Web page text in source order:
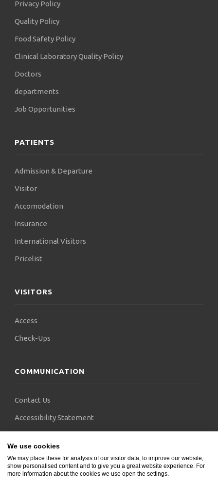
που αντιμετωπίζει ο παιδιατρικός πληθυσμός.
Αποτελεί μέλος της Ευρωπαϊκής Εταιρείας
μετά από Πανευρωπαικές εξετάσεις το Δίπλωμα
της Εταιρείας. Επίσης, αποτελεί ενεργό μέλος της
συμμετέχοντας στις επιστημονικές δραστηριότητές
της.
Privacy Policy
Quality Policy
Food Safety Policy
Clinical Laboratory Quality Policy
Doctors
departments
Job Opportunities
PATIENTS
Admission & Departure
Visitor
Accomodation
Insurance
International Visitors
Pricelist
VISITORS
Access
Check-Ups
COMMUNICATION
Contact Us
Accessibility Statement
We use cookies
We may place these for analysis of our visitor data, to improve our website,
show personalised content and to give you a great website experience. For
more information about the cookies we use open the settings.